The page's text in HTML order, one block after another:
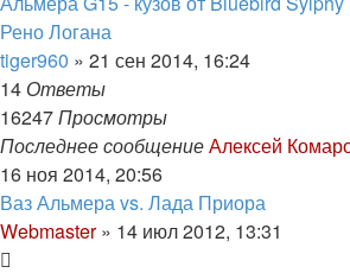
Рено Логана
tiger960 » 21 сен 2014, 16:24
14 Ответы
16247Просмотры
Последнее сообщениеАлексей
16 ноя 2014, 20:56
Ваз Альмера vs. Лада Приора
Webmaster» 14 июл 2012, 13:31